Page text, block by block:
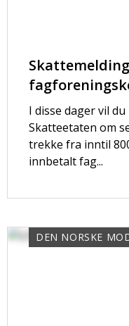
I disse dager vil
Skatteetaten om
trekke fra inntil
innbetalt fag...
DEN NORSKE